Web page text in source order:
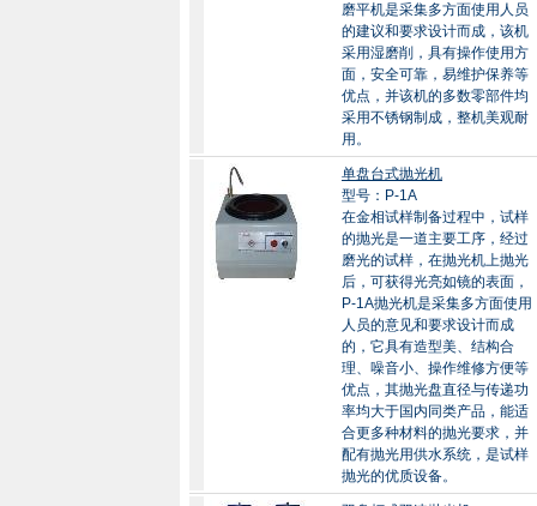
磨平机是采集多方面使用人员
的建议和要求设计而成，该机
采用湿磨削，具有操作使用方
面，安全可靠，易维护保养等
优点，并该机的多数零部件均
采用不锈钢制成，整机美观耐
用。
单盘台式抛光机
型号：P-1A
在金相试样制备过程中，试样
的抛光是一道主要工序，经过
磨光的试样，在抛光机上抛光
后，可获得光亮如镜的表面，
P-1A抛光机是采集多方面使用
人员的意见和要求设计而成
的，它具有造型美、结构合
理、噪音小、操作维修方便等
优点，其抛光盘直径与传递功
率均大于国内同类产品，能适
合更多种材料的抛光要求，并
配有抛光用供水系统，是试样
抛光的优质设备。